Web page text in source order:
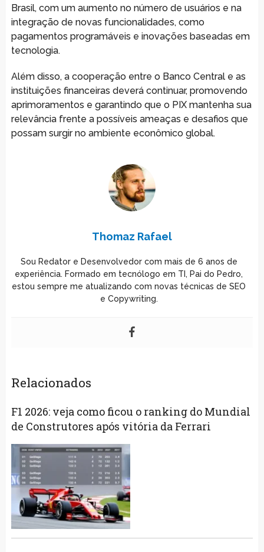
Brasil, com um aumento no número de usuários e na
integração de novas funcionalidades, como
pagamentos programáveis e inovações baseadas em
tecnologia.
Além disso, a cooperação entre o Banco Central e as
instituições financeiras deverá continuar, promovendo
aprimoramentos e garantindo que o PIX mantenha sua
relevância frente a possíveis ameaças e desafios que
possam surgir no ambiente econômico global.
Thomaz Rafael
Sou Redator e Desenvolvedor com mais de 6 anos de
experiência. Formado em tecnólogo em TI, Pai do Pedro,
estou sempre me atualizando com novas técnicas de SEO
e Copywriting.
Relacionados
F1 2026: veja como ficou o ranking do Mundial
de Construtores após vitória da Ferrari